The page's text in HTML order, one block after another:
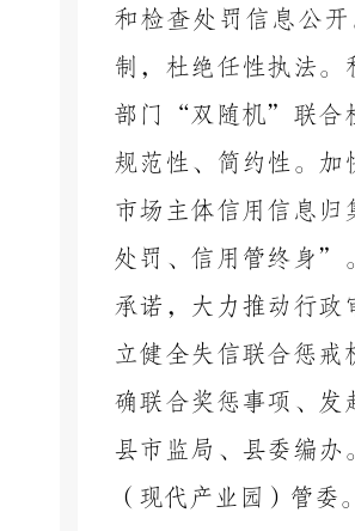
和检查处罚信息公
制，杜绝任性执法
部门“双随机”联合
规范性、简约性。加
市场主体信用信息
处罚、信用管终身”
承诺，大力推动行政
立健全失信联合惩
确联合奖惩事项、发
县市监局、县委编办
（现代产业园）管委